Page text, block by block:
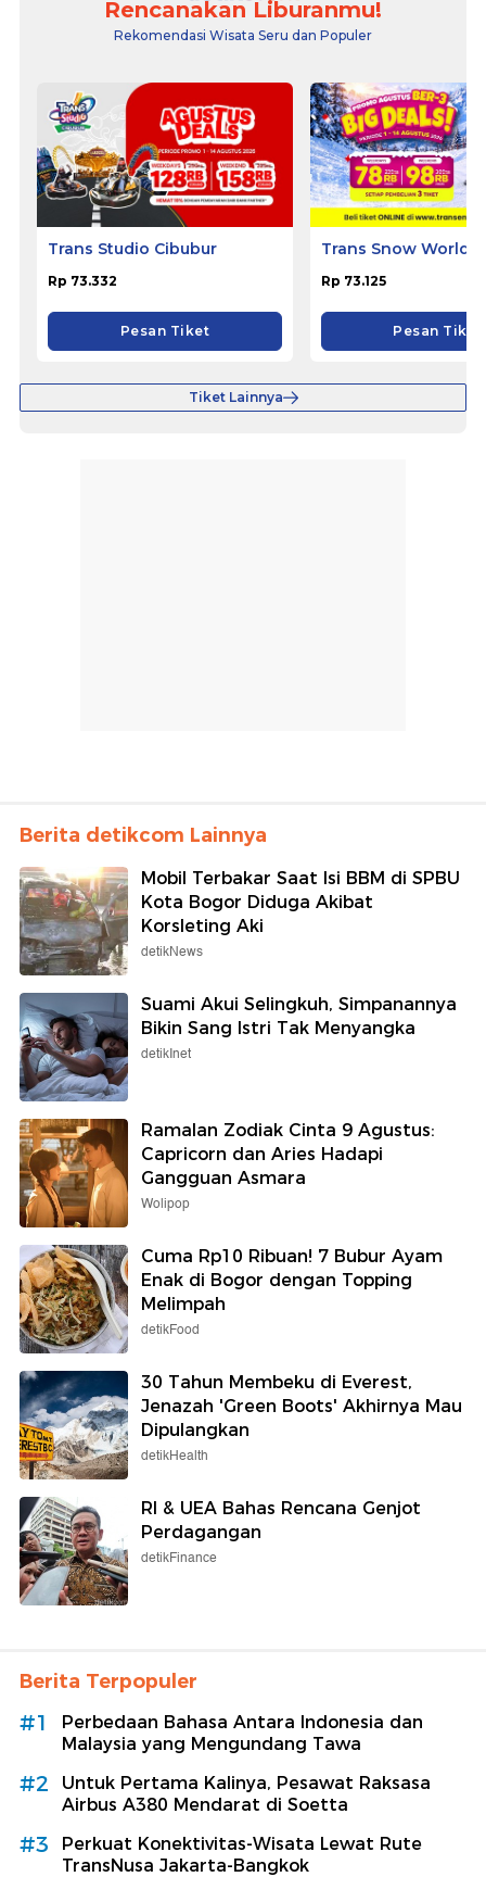
Rencanakan Liburanmu!
Rekomendasi Wisata Seru dan Populer
Trans Studio Cibubur
Rp 73.332
Pesan Tiket
Trans Snow World
Rp 73.125
Pesan Tiket
Tiket Lainnya
Berita detikcom Lainnya
Mobil Terbakar Saat Isi BBM di SPBU
Kota Bogor Diduga Akibat
Korsleting Aki
detikNews
Suami Akui Selingkuh, Simpanannya
Bikin Sang Istri Tak Menyangka
detikInet
Ramalan Zodiak Cinta 9 Agustus:
Capricorn dan Aries Hadapi
Gangguan Asmara
Wolipop
Cuma Rp10 Ribuan! 7 Bubur Ayam
Enak di Bogor dengan Topping
Melimpah
detikFood
30 Tahun Membeku di Everest,
Jenazah 'Green Boots' Akhirnya Mau
Dipulangkan
detikHealth
RI & UEA Bahas Rencana Genjot
Perdagangan
detikFinance
Berita Terpopuler
#1
Perbedaan Bahasa Antara Indonesia dan
Malaysia yang Mengundang Tawa
#2
Untuk Pertama Kalinya, Pesawat Raksasa
Airbus A380 Mendarat di Soetta
#3
Perkuat Konektivitas-Wisata Lewat Rute
TransNusa Jakarta-Bangkok